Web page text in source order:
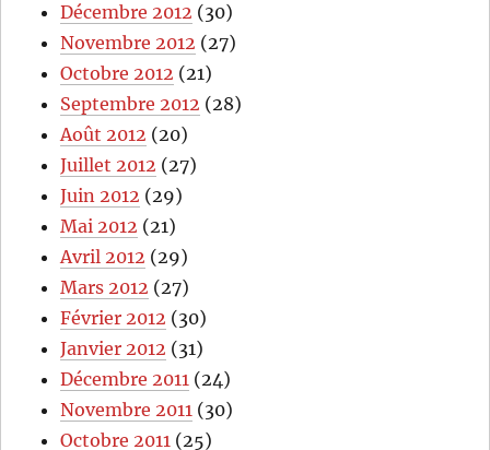
Décembre 2012 (30)
Novembre 2012 (27)
Octobre 2012 (21)
Septembre 2012 (28)
Août 2012 (20)
Juillet 2012 (27)
Juin 2012 (29)
Mai 2012 (21)
Avril 2012 (29)
Mars 2012 (27)
Février 2012 (30)
Janvier 2012 (31)
Décembre 2011 (24)
Novembre 2011 (30)
Octobre 2011 (25)